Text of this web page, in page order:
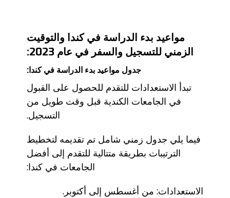
مواعيد بدء الدراسة في كندا والتوقيت
الزمني للتسجيل والسفر في عام 2023:
جدول مواعيد بدء الدراسة في كندا:
تبدأ الاستعدادات للتقدم للحصول على القبول
في الجامعات الكندية قبل وقت طويل من
التسجيل.
فيما يلي جدول زمني شامل تم تقديمه لتخطيط
الترتيبات بطريقة متتالية للتقدم إلى أفضل
الجامعات في كندا:
الاستعدادات: من أغسطس إلى أكتوبر.